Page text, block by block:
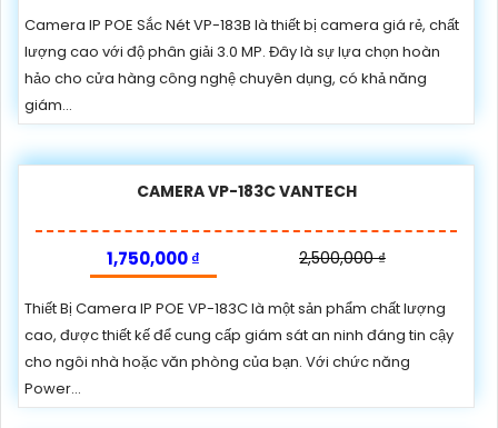
Camera IP POE Sắc Nét VP-183B là thiết bị camera giá rẻ, chất
lượng cao với độ phân giải 3.0 MP. Đây là sự lựa chọn hoàn
hảo cho cửa hàng công nghệ chuyên dụng, có khả năng
giám...
CAMERA VP-183C VANTECH
1,750,000 ₫ 2,500,000 ₫
Thiết Bị Camera IP POE VP-183C là một sản phẩm chất lượng
cao, được thiết kế để cung cấp giám sát an ninh đáng tin cậy
cho ngôi nhà hoặc văn phòng của bạn. Với chức năng
Power...